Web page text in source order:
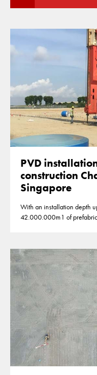
PVD
construction
Singapore
With an installation depth
42.000.000m1 of